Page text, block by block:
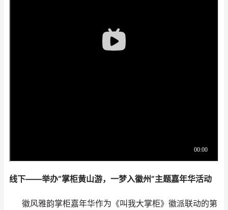
线下——举办“掌柜黄山游，一梦入徽州”主题嘉年华活动
徽风雅韵掌柜嘉年华作为《叫我大掌柜》徽派联动的第